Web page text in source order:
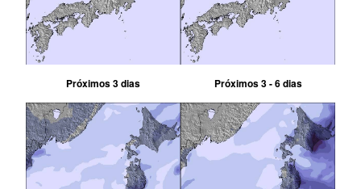
Próximos 3 dias Próximos 3 - 6 dias